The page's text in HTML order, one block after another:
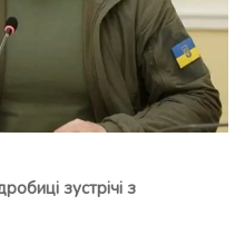
зустрічі з